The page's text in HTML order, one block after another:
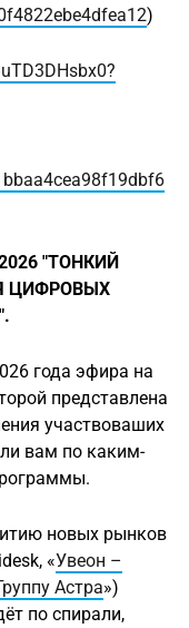
)
"ТОНКИЙ
ЦИФРОВЫХ
года эфира на
представлена
участвоваших
вам по каким-
новых рынков
«Увеон –
Астра»)
по спирали,